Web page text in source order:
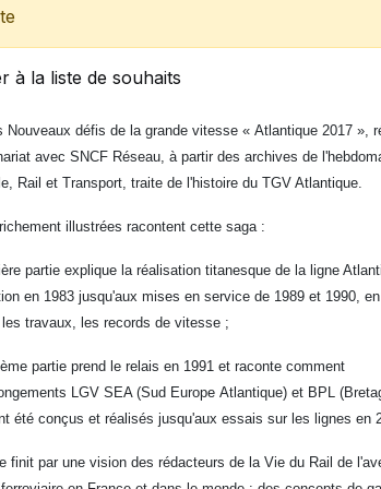
à la liste de souhaits
Nouveaux défis de la grande vitesse « Atlantique 2017 »,
avec SNCF Réseau, à partir des archives de
Rail et Transport, traite de l'histoire du TGV Atlantique.
illustrées racontent cette saga :
partie explique la réalisation titanesque de la ligne
en 1983 jusqu'aux mises en service de 1989 et 1990,
travaux, les records de vitesse ;
partie prend le relais en 1991 et raconte comment
LGV SEA (Sud Europe Atlantique) et BPL
été conçus et réalisés jusqu'aux essais sur les lignes en
finit par une vision des rédacteurs de la Vie du Rail de